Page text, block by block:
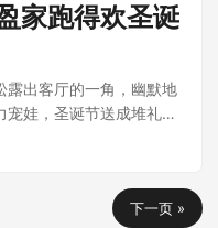
家跑得欢圣诞
露出客厅的一角，幽默地
宠娃，圣诞节送成堆礼
下一页 »